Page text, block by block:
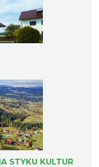
STYKU KULTUR